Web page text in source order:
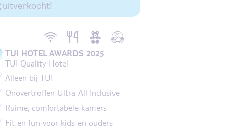
uitverkocht!
TUI HOTEL AWARDS 2025
TUI Quality Hotel
Alleen bij TUI
Onovertroffen Ultra All Inclusive
Ruime, comfortabele kamers
Fit en fun voor kids en ouders